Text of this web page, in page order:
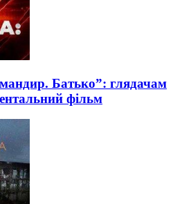
Батько”: глядачам
фільм